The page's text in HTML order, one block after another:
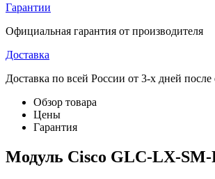
Гарантии
Официальная гарантия от производителя
Доставка
Доставка по всей России от 3-х дней
Обзор товара
Цены
Гарантия
Модуль Cisco GLC-LX-SM-